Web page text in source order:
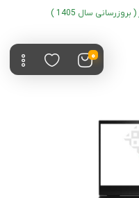
سال 1405 )
0